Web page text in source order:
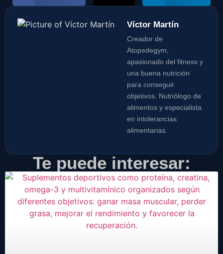
Víctor Martín
Creador de
Atopedegym,
apasionado del fitness y
una buena nutrición
para conseguir
objetivos. Nutriólogo de
alimentos y especialista
en intolerancias
alimentarias.
Te puede interesar: